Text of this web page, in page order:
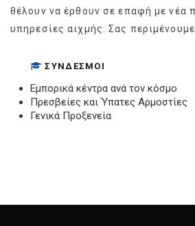
θέλουν να έρθουν σε επαφή με νέα
υπηρεσίες αιχμής. Σας
ΣΎΝΔΕΣΜΟΙ
Εμπορικά κέντρα ανά τον κόσμο
Πρεσβείες και Ύπατες Αρμοστίες
Γενικά Προξενεία